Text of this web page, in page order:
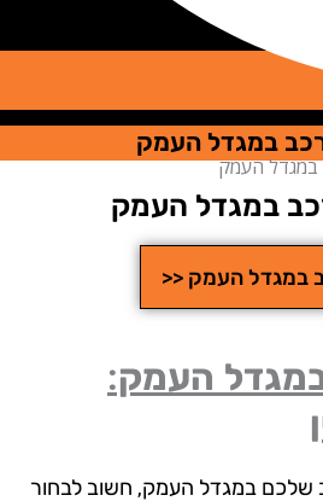
במגדל העמק
העמק
במגדל העמק
העמק <<
העמק:
במגדל העמק, חשוב לבחור